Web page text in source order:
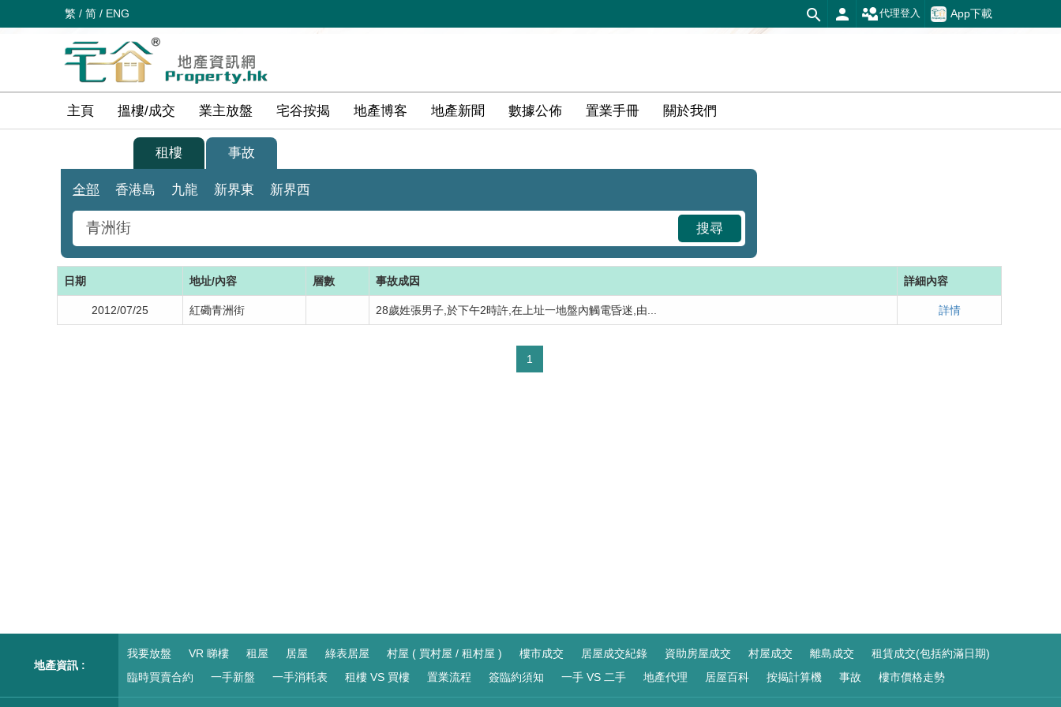
繁 / 简 / ENG App下載
代理登入
主頁 搵樓/成交 業主放盤 宅谷按揭 地產博客 地產新聞 數據公佈 置業手冊 關於我們
租樓 事故
全部 香港島 九龍 新界東 新界西
搜尋
日期 地址/內容 層數 事故成因 詳細內容
2012/07/25 紅磡青洲街 28歲姓張男子,於下午2時許,在上址一地盤內觸電昏迷,由... 詳情
1
地產資訊 :
我要放盤 VR 睇樓 租屋 居屋 綠表居屋 村屋 ( 買村屋 / 租村屋 ) 樓市成交 居屋成交紀錄 資助房屋成交 村屋成交 離島成交
租賃成交(包括約滿日期)
臨時買賣合約
一手新盤 一手消耗表 租樓 VS 買樓 置業流程 簽臨約須知 一手 VS 二手 地產代理 居屋百科 按揭計算機 事故 樓市價格走勢